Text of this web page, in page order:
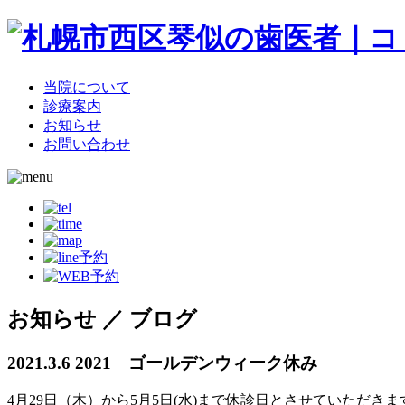
当院について
診療案内
お知らせ
お問い合わせ
お知らせ ／ ブログ
2021.3.6 2021 ゴールデンウィーク休み
4月29日（木）から5月5日(水)まで休診日とさせていただきま